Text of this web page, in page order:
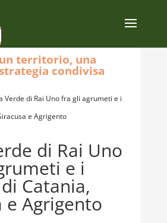
Verde di Rai Uno fra gli agrumeti e i
e Agrigento
di Rai Uno
e i
Catania,
e Agrigento
un territorio, una
strategia condivisa